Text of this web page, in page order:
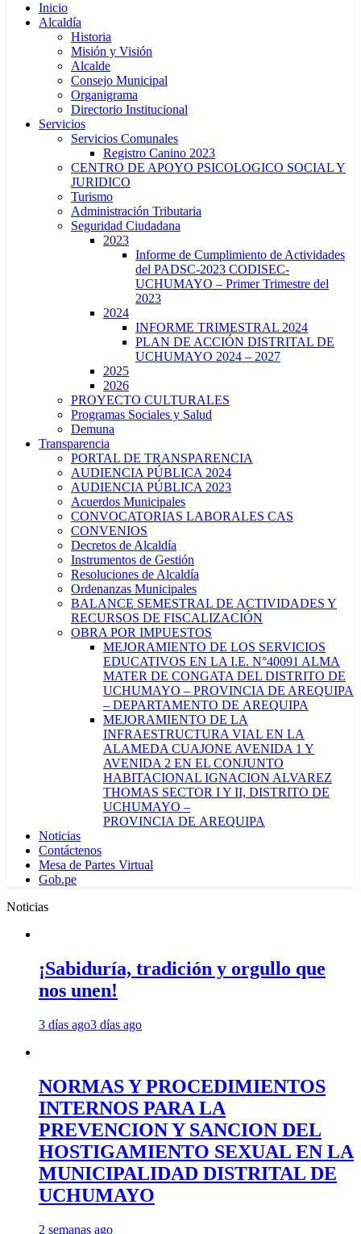
Inicio
Alcaldía
Historia
Misión y Visión
Alcalde
Consejo Municipal
Organigrama
Directorio Institucional
Servicios
Servicios Comunales
Registro Canino 2023
CENTRO DE APOYO PSICOLOGICO SOCIAL Y
JURIDICO
Turismo
Administración Tributaria
Seguridad Ciudadana
2023
Informe de Cumplimiento de Actividades
del PADSC-2023 CODISEC-
UCHUMAYO – Primer Trimestre del
2023
2024
INFORME TRIMESTRAL 2024
PLAN DE ACCIÓN DISTRITAL DE
UCHUMAYO 2024 – 2027
2025
2026
PROYECTO CULTURALES
Programas Sociales y Salud
Demuna
Transparencia
PORTAL DE TRANSPARENCIA
AUDIENCIA PÚBLICA 2024
AUDIENCIA PÚBLICA 2023
Acuerdos Municipales
CONVOCATORIAS LABORALES CAS
CONVENIOS
Decretos de Alcaldía
Instrumentos de Gestión
Resoluciones de Alcaldía
Ordenanzas Municipales
BALANCE SEMESTRAL DE ACTIVIDADES Y
RECURSOS DE FISCALIZACIÓN
OBRA POR IMPUESTOS
MEJORAMIENTO DE LOS SERVICIOS
EDUCATIVOS EN LA I.E. N°40091 ALMA
MATER DE CONGATA DEL DISTRITO DE
UCHUMAYO – PROVINCIA DE AREQUIPA
– DEPARTAMENTO DE AREQUIPA
MEJORAMIENTO DE LA
INFRAESTRUCTURA VIAL EN LA
ALAMEDA CUAJONE AVENIDA 1 Y
AVENIDA 2 EN EL CONJUNTO
HABITACIONAL IGNACION ALVAREZ
THOMAS SECTOR I Y II, DISTRITO DE
UCHUMAYO –
PROVINCIA DE AREQUIPA
Noticias
Contáctenos
Mesa de Partes Virtual
Gob.pe
Noticias
¡Sabiduría, tradición y orgullo que
nos unen!
3 días ago3 días ago
NORMAS Y PROCEDIMIENTOS
INTERNOS PARA LA
PREVENCION Y SANCION DEL
HOSTIGAMIENTO SEXUAL EN LA
MUNICIPALIDAD DISTRITAL DE
UCHUMAYO
2 semanas ago